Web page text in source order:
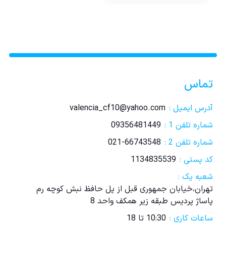
تماس
آدرس ایمیل : valencia_cf10@yahoo.com
شماره تلفن 1 :
09356481449
شماره تلفن 2 :
021-66743548
کد پستی : 1134835539
شعبه یک :
تهران،خیابان جمهوری قبل از پل حافظ نبش کوچه رم
پاساژ پردیس طبقه زیر همکف واحد 8
ساعات کاری : 10:30 تا 18